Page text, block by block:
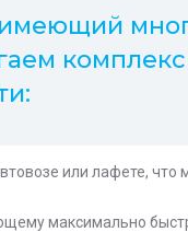
или лафете,
максимально